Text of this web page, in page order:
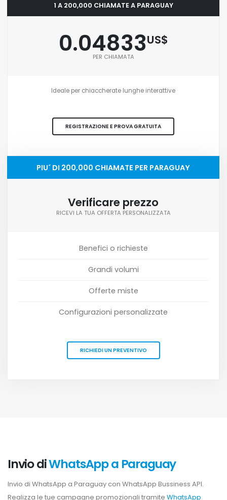
1 A 200,000 CHIAMATE A PARAGUAY
0.04833US$
PER CHIAMATA
Ideale per chiaccherate lunghe interattive
REGISTRAZIONE E PROVA GRATUITA
PIU´ DI 200,000 CHIAMATE PER PARAGUAY
Verificare prezzo
RICEVI LA TUA OFFERTA PERSONALIZZATA
Benefici o richieste
Grandi volumi
Offerte miste
Configurazioni personalizzate
RICHIEDI UN PREVENTIVO
Invio diWhatsApp a Paraguay
Invio di WhatsApp a Paraguay con WhatsApp Bussiness API.
Realizza le tue campagne promozionali tramite WhatsApp